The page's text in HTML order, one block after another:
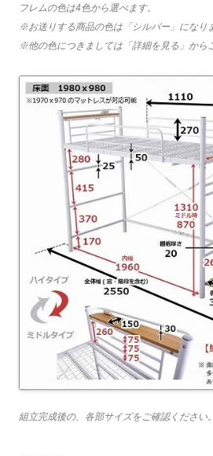
フレムの色は4色から選べます。
※お送りする商品の色は「シルバー」になり
※他の色につきましては「詳細を見る」から
組立完成後の、各部サイズをご確認ください。